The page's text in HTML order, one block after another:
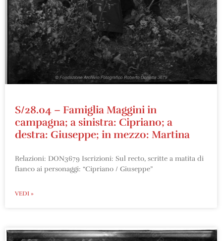
S/28.04 – Famiglia Maggini in
campagna; a sinistra: Cipriano; a
destra: Giuseppe; in mezzo: Martina
Relazioni: DON3679 Iscrizioni: Sul recto, scritte a matita di
fianco ai personaggi: “Cipriano / Giuseppe”
VEDI »